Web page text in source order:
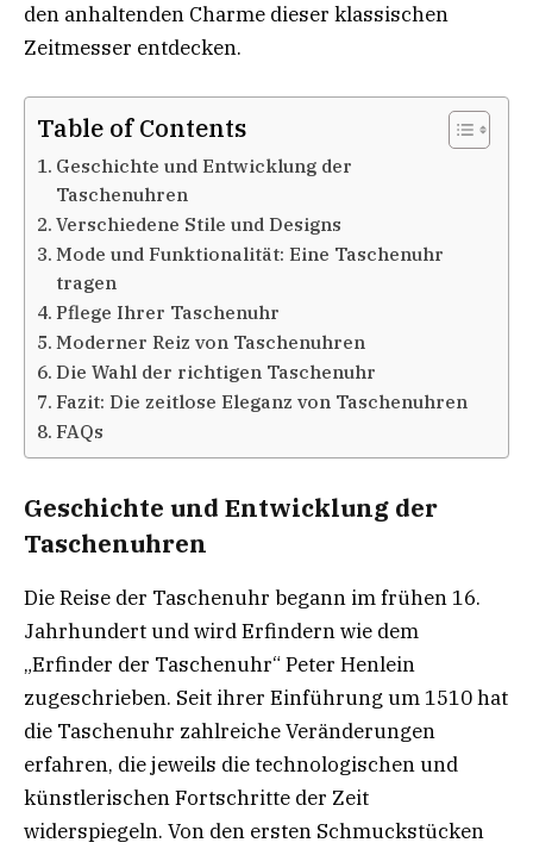
den anhaltenden Charme dieser klassischen
Zeitmesser entdecken.
Table of Contents
Geschichte und Entwicklung der
Taschenuhren
Verschiedene Stile und Designs
Mode und Funktionalität: Eine Taschenuhr
tragen
Pflege Ihrer Taschenuhr
Moderner Reiz von Taschenuhren
Die Wahl der richtigen Taschenuhr
Fazit: Die zeitlose Eleganz von Taschenuhren
FAQs
Geschichte und Entwicklung der
Taschenuhren
Die Reise der Taschenuhr begann im frühen 16.
Jahrhundert und wird Erfindern wie dem
„Erfinder der Taschenuhr“ Peter Henlein
zugeschrieben. Seit ihrer Einführung um 1510 hat
die Taschenuhr zahlreiche Veränderungen
erfahren, die jeweils die technologischen und
künstlerischen Fortschritte der Zeit
widerspiegeln. Von den ersten Schmuckstücken